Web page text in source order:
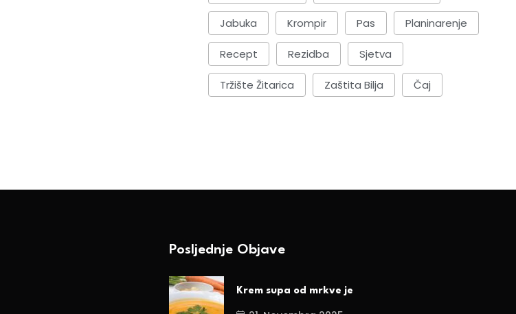
Jabuka Krompir Pas Planinarenje
Recept Rezidba Sjetva
Tržište Žitarica Zaštita Bilja Čaj
Posljednje Objave
Krem supa od mrkve je